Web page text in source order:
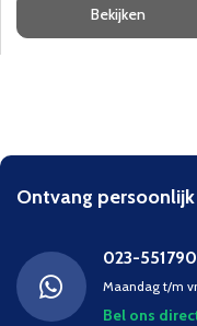
Bekijken
Ontvang
023-
Maandag t/m
Bel ons